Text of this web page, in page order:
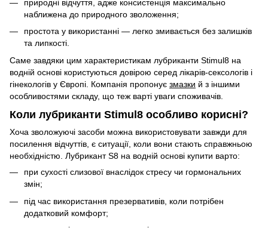
природні відчуття, адже консистенція максимально
наближена до природного зволоження;
простота у використанні — легко змивається без залишків
та липкості.
Саме завдяки цим характеристикам лубриканти Stimul8 на
водній основі користуються довірою серед лікарів-сексологів і
гінекологів у Європі. Компанія пропонує змазки й з іншими
особливостями складу, що теж варті уваги споживачів.
Коли лубриканти Stimul8 особливо корисні?
Хоча зволожуючі засоби можна використовувати завжди для
посилення відчуттів, є ситуації, коли вони стають справжньою
необхідністю. Лубрикант S8 на водній основі купити варто:
при сухості слизової внаслідок стресу чи гормональних
змін;
під час використання презервативів, коли потрібен
додатковий комфорт;